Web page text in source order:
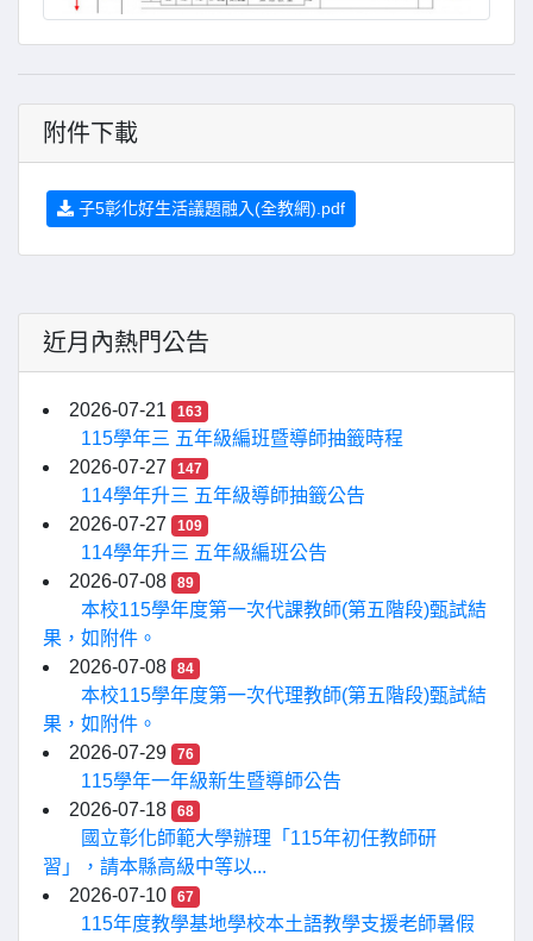
附件下載
子5彰化好生活議題融入(全教網).pdf
近月內熱門公告
2026-07-21 163
115學年三 五年級編班暨導師抽籤時程
2026-07-27
147
114學年升三 五年級導師抽籤公告
2026-07-27
109
114學年升三 五年級編班公告
2026-07-08
89
本校115學年度第一次代課教師(第五階段)甄試結
果，如附件。
2026-07-08
84
本校115學年度第一次代理教師(第五階段)甄試結
果，如附件。
2026-07-29
76
115學年一年級新生暨導師公告
2026-07-18
68
國立彰化師範大學辦理「115年初任教師研
習」，請本縣高級中等以...
2026-07-10
67
115年度教學基地學校本土語教學支援老師暑假